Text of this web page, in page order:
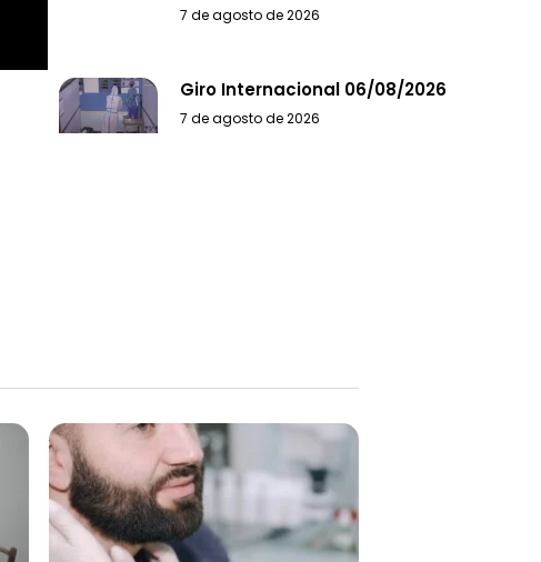
7 de agosto de 2026
Giro Internacional 06/08/2026
7 de agosto de 2026